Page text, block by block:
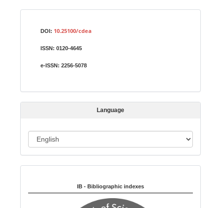
a
s
i
DOI: 10.25100/cdea
ISSN:0120-4645
e-ISSN: 2256-5078
Language
a
u
a
IB - Bibliographic indexes